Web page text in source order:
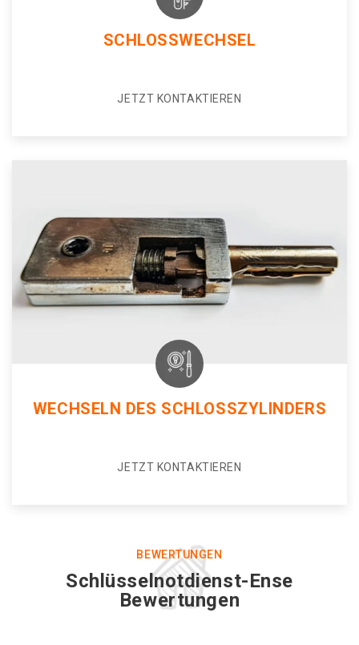
SCHLOSSWECHSEL
JETZT KONTAKTIEREN
WECHSELN DES SCHLOSSZYLINDERS
JETZT KONTAKTIEREN
BEWERTUNGEN
Schlüsselnotdienst-Ense
Bewertungen